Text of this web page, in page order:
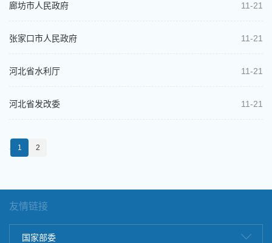
廊坊市人民政府 11-21
张家口市人民政府 11-21
河北省水利厅 11-21
河北省发改委 11-21
1 2
友情链接
国家部委